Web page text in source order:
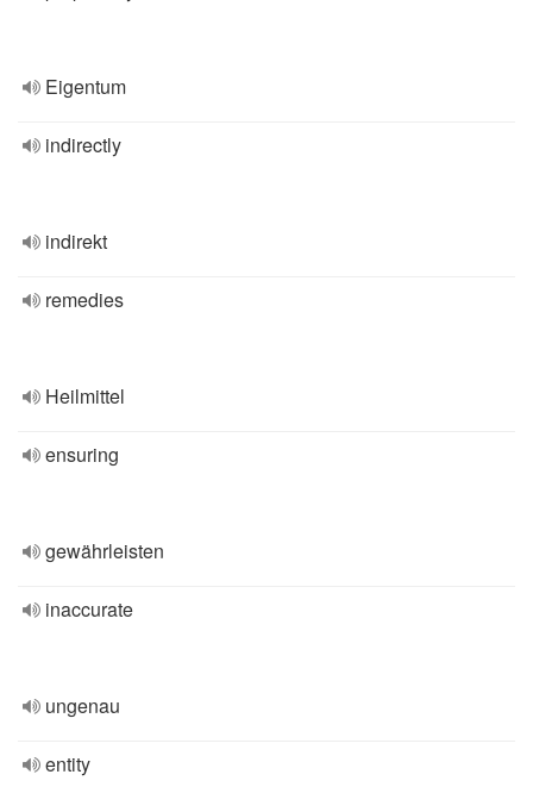
Eigentum
indirectly
indirekt
remedies
Heilmittel
ensuring
gewährleisten
inaccurate
ungenau
entity